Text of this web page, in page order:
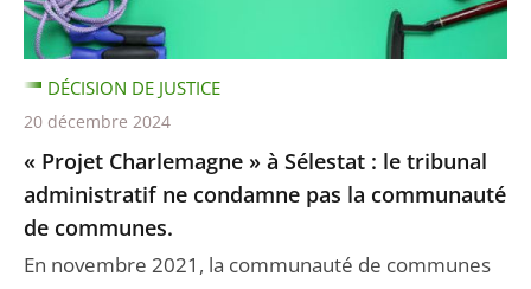
« Projet Charlemagne » à Sélestat : le tribunal
administratif ne condamne pas la communauté
de communes.
En novembre 2021, la communauté de communes
DÉCISION DE JUSTICE
20 décembre 2024